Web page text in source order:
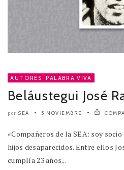
AUTORES , PALABRA VIVA
Beláustegui José
por SEA 5 NOVIEMBRE
«Compañeros de la SEA: soy
hijos desaparecidos. Entre ellos
cumplía 23 años...